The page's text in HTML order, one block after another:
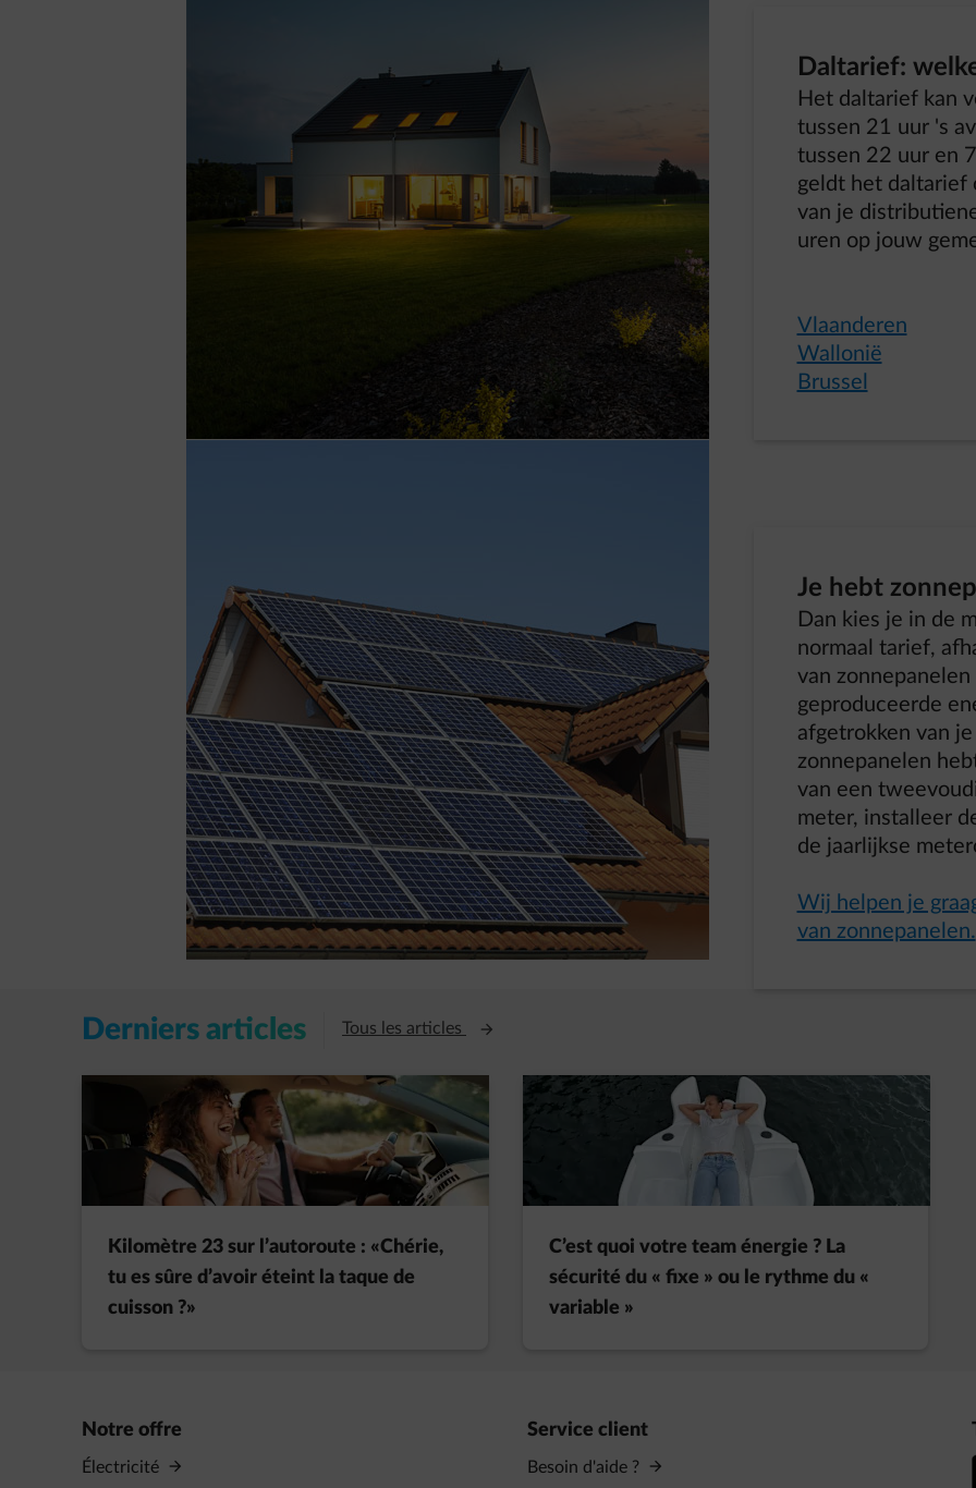
Daltarief:
Het daltarief kan
tussen 21 uur 's
tussen 22 uur en
geldt het daltarief
van je
uren op jouw
Vlaanderen
Wallonië
Brussel
Je hebt
Dan kies je in de
normaal tarief,
van
geproduceerde
afgetrokken van
zonnepanelen
van een
meter, installeer
de jaarlijkse
Wij helpen je
van zonnepanelen.
Derniers articles Tous les articles Ouvre un nouvel onglet
Kilomètre 23 sur l’autoroute : «Chérie,
tu es sûre d’avoir éteint la taque de
cuisson ?»
C’est quoi votre team énergie ? La
sécurité du « fixe » ou le rythme du «
variable »
Notre offre
Électricité
Service client
Besoin d'aide ?